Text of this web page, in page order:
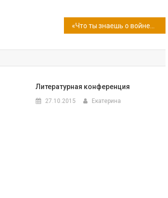
Литературная конференция
27.10.2015 Екатерина